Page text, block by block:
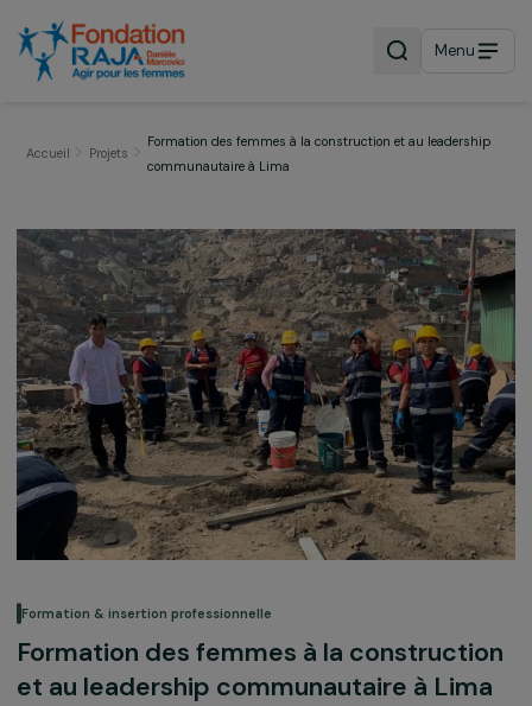
Menu
Formation des femmes à la construction et au
Formation & insertion professionnelle